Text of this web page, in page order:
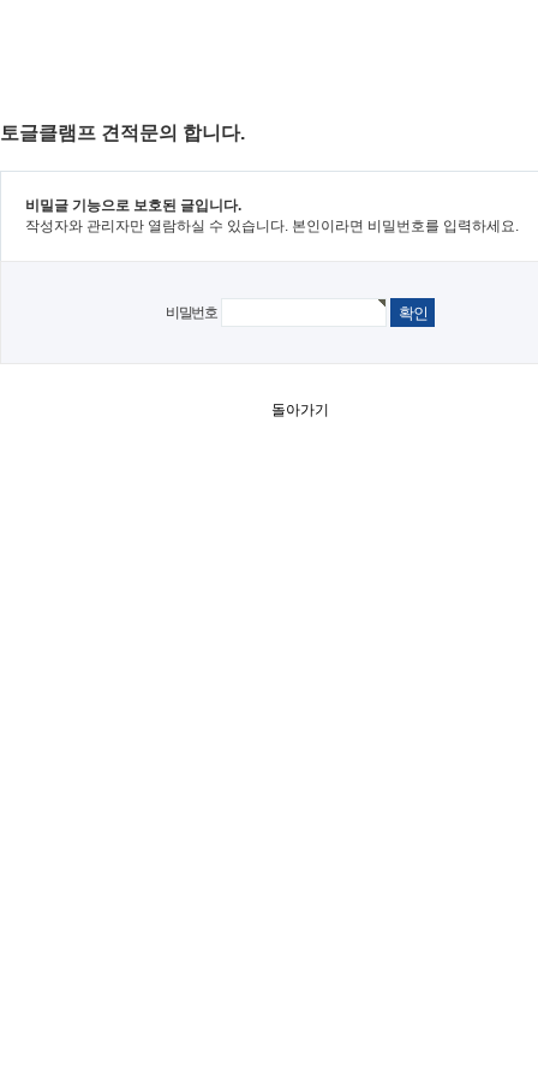
토글클램프 견적문의 합니다.
비밀글 기능으로 보호된 글입니다.
작성자와 관리자만 열람하실 수 있습니다. 본인이라면 비밀번호를 입력하세요.
비밀번호
돌아가기